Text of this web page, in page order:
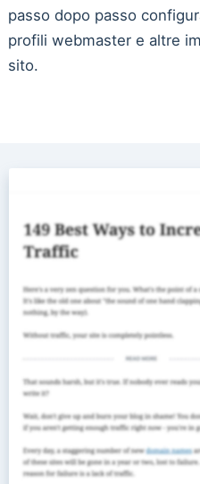
passo dopo passo
profili webmaster e altre
sito.